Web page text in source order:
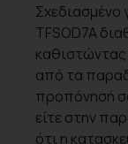
Σχεδιασμένο
TFSOD7A
από τα
προπόνησή
είτε στην
ότι η